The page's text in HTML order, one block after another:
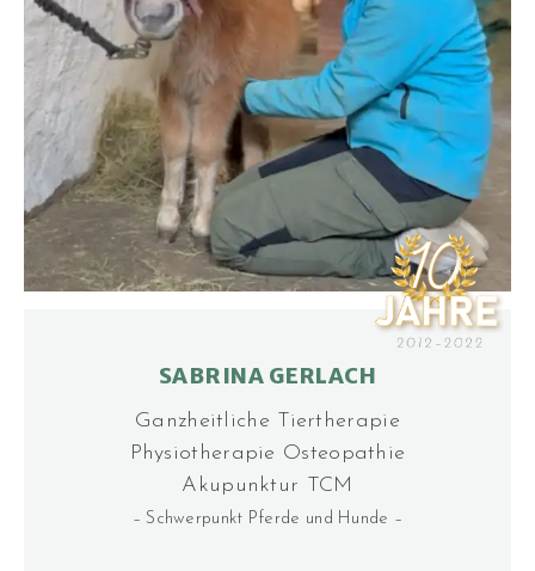
SABRINA GERLACH
Ganzheitliche Tier­­thera­pie
Physiotherapie Osteo­pathie
Akupunktur TCM
– Schwerpunkt Pferde und Hunde –